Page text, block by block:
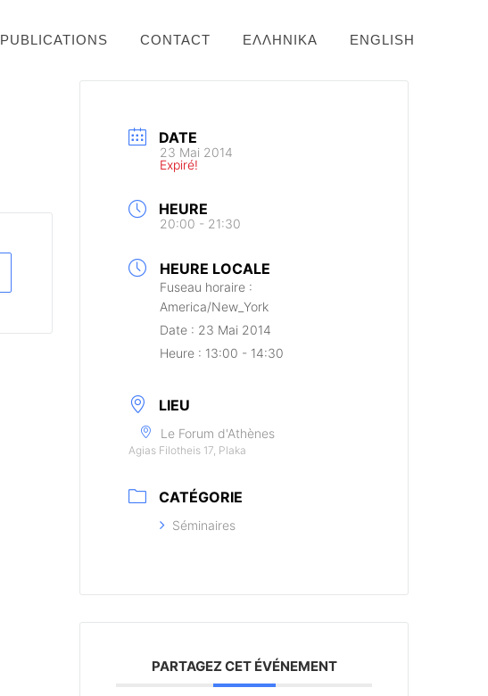
PUBLICATIONS CONTACT ΕΛΛΗΝΙΚΆ ENGLISH
DATE
23 Mai 2014
Expiré!
HEURE
20:00 - 21:30
HEURE LOCALE
Fuseau horaire :
America/New_York
Date : 23 Mai 2014
Heure : 13:00 - 14:30
LIEU
Le Forum d'Athènes
Agias Filotheis 17, Plaka
CATÉGORIE
Séminaires
PARTAGEZ CET ÉVÉNEMENT